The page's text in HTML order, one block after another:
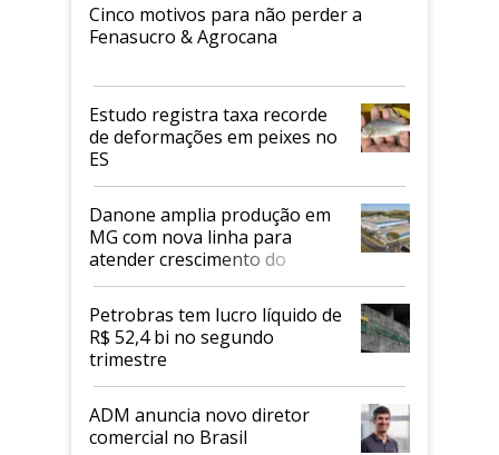
Cinco motivos para não perder a
Fenasucro & Agrocana
Estudo registra taxa recorde
de deformações em peixes no
ES
Danone amplia produção em
MG com nova linha para
atender crescimento do
mercado de alimentos
proteicos
Petrobras tem lucro líquido de
R$ 52,4 bi no segundo
trimestre
ADM anuncia novo diretor
comercial no Brasil